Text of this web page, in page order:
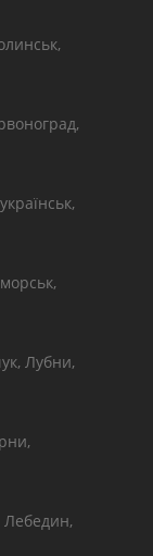
Лубни,
Лебедин,